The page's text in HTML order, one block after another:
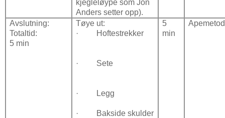
kjegleløype som Jon
Anders setter opp).
Avslutning:
Totaltid:
5 min
Tøye ut:
·
Hoftestrekker
· Sete
· Legg
· Bakside skulder
5
min